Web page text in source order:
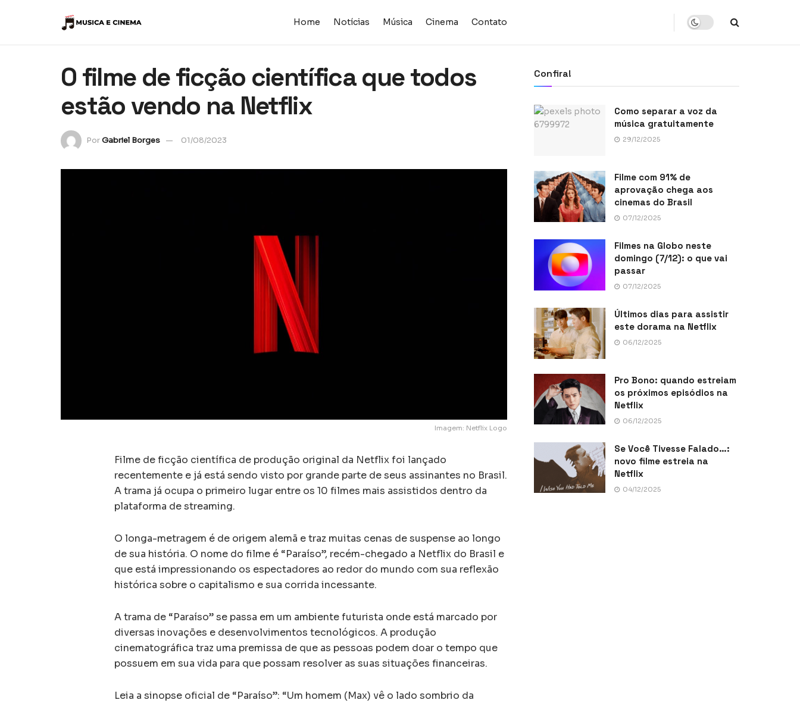
Home Notícias Música Cinema Contato
O filme de ficção científica que todos
estão vendo na Netflix
PorGabriel Borges 01/08/2023
Imagem: Netflix Logo
Filme de ficção científica de produção original da Netflix foi lançado
recentemente e já está sendo visto por grande parte de seus assinantes no Brasil.
A trama já ocupa o primeiro lugar entre os 10 filmes mais assistidos dentro da
plataforma de streaming.
O longa-metragem é de origem alemã e traz muitas cenas de suspense ao longo
de sua história. O nome do filme é “Paraíso”, recém-chegado a Netflix do Brasil e
que está impressionando os espectadores ao redor do mundo com sua reflexão
histórica sobre o capitalismo e sua corrida incessante.
A trama de “Paraíso” se passa em um ambiente futurista onde está marcado por
diversas inovações e desenvolvimentos tecnológicos. A produção
cinematográfica traz uma premissa de que as pessoas podem doar o tempo que
possuem em sua vida para que possam resolver as suas situações financeiras.
Leia a sinopse oficial de “Paraíso”: “Um homem (Max) vê o lado sombrio da
Confira!
Como separar a voz da
música gratuitamente
29/12/2025
Filme com 91% de
aprovação chega aos
cinemas do Brasil
07/12/2025
Filmes na Globo neste
domingo (7/12): o que vai
passar
07/12/2025
Últimos dias para assistir
este dorama na Netflix
06/12/2025
Pro Bono: quando estreiam
os próximos episódios na
Netflix
06/12/2025
Se Você Tivesse Falado…:
novo filme estreia na
Netflix
04/12/2025